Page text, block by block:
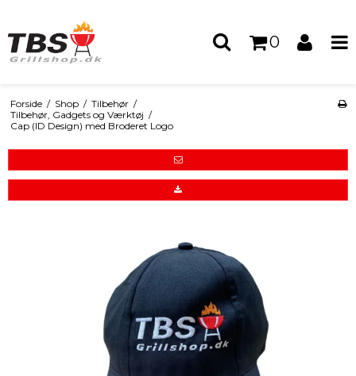
0
Forside / Shop / Tilbehør /
Tilbehør, Gadgets og Værktøj /
Cap (ID Design) med Broderet Logo